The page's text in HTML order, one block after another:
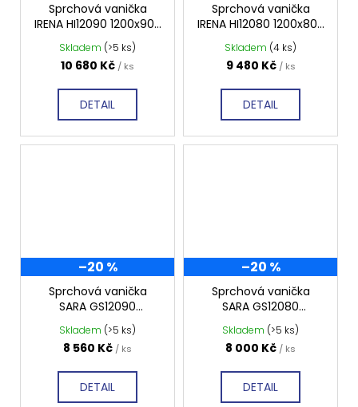
Sprchová vanička
IRENA HI12090 1200x900
mm, hladká
Skladem (>5 ks)
10 680 Kč / ks
DETAIL
Sprchová vanička
IRENA HI12080 1200x800
mm, hladká
Skladem (4 ks)
9 480 Kč / ks
DETAIL
–20 %
Sprchová vanička
SARA GS12090
1200x900 mm,
profilovaná
Skladem (>5 ks)
8 560 Kč / ks
DETAIL
–20 %
Sprchová vanička
SARA GS12080
1200x800 mm,
profilovaná
Skladem (>5 ks)
8 000 Kč / ks
DETAIL